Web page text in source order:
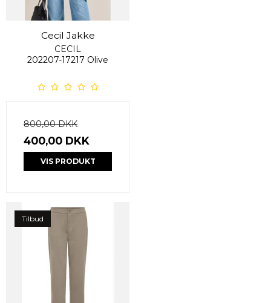
Cecil Jakke
CECIL
202207-17217 Olive
800,00 DKK
400,00 DKK
VIS PRODUKT
Tilbud